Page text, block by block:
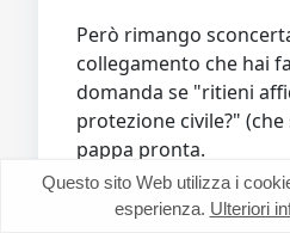
Però rimango
collegamento che hai
domanda se "ritieni
protezione civile?"
pappa pronta.
Nota: visto che è la
Questo sito Web utilizza i
esperienza. Ulteriori